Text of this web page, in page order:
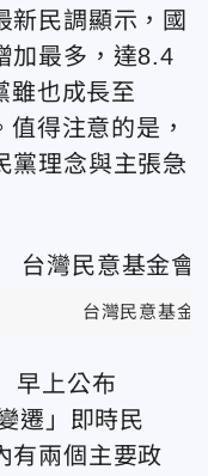
新民調顯示，國
加最多，達8.4
雖也成長至
得注意的是，
黨理念與主張急
台灣民意基金
早上公布
遷」即時民
有兩個主要政